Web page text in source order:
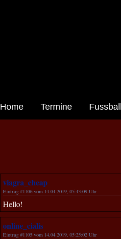
Home Termine
viagra_cheap
Eintrag #1106 vom 14.04.2019, 05:43:09 Uhr
Hello!
online_cialis
Eintrag #1105 vom 14.04.2019, 05:25:02 Uhr